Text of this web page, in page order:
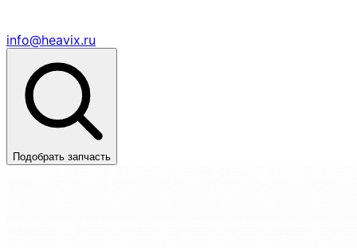
info@heavix.ru
Подобрать запчасть